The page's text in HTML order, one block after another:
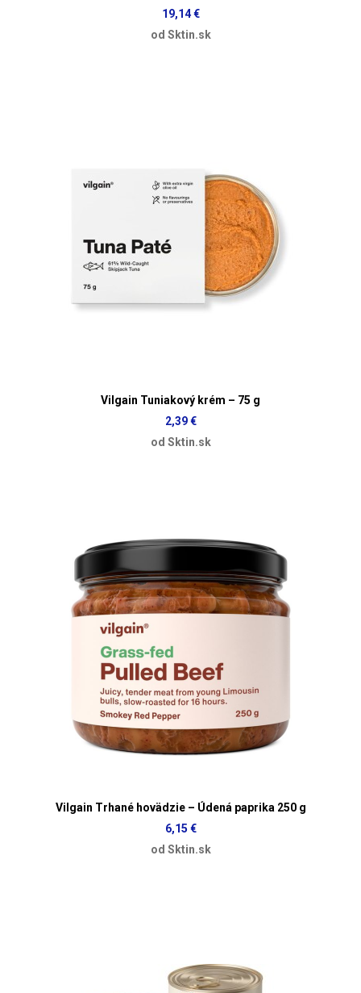
19,14 €
od Sktin.sk
Vilgain Tuniakový krém – 75 g
2,39 €
od Sktin.sk
Vilgain Trhané hovädzie – Údená paprika 250 g
6,15 €
od Sktin.sk